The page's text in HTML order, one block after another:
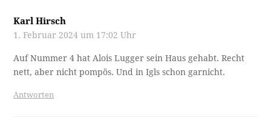
Karl Hirsch
1. Februar 2024 um 17:02 Uhr
Auf Nummer 4 hat Alois Lugger sein Haus gehabt. Recht
nett, aber nicht pompös. Und in Igls schon garnicht.
Antworten